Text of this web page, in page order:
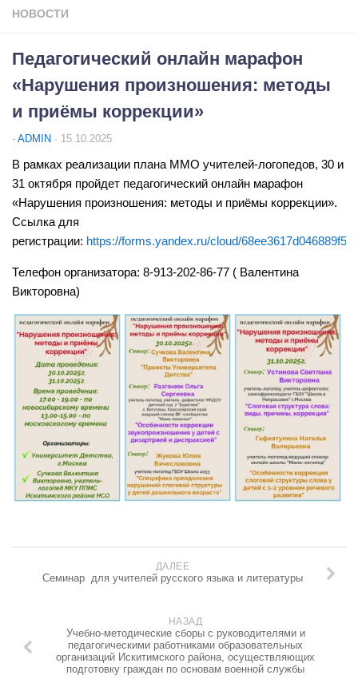
Сведения об ОО
Реализация Единой модели профориентации
ТПМПК
Работа со ШНОР
Методические рекомендации
Аттестация педагогических работников
Развитие учительского потенциала
Семинары
Конкурсы
Курсовая подготовка
Всероссийская олимпиада школьников
НПК школьников
Фестиваль ученических проектов
Лучшие проектные и исследовательские работы
Учебно-методическое обеспечение
Документы
Требования к публикации
Математика, физика, информатика
Русский язык и литература
Иностранный язык
НОВОСТИ
Педагогический онлайн марафон
«Нарушения произношения: методы
и приёмы коррекции»
- ADMIN · 15.10.2025
В рамках реализации плана ММО учителей-логопедов, 30 и
31 октября пройдет педагогический онлайн марафон
«Нарушения произношения: методы и приёмы коррекции».
Ссылка для
регистрации: https://forms.yandex.ru/cloud/
Телефон организатора: 8-913-202-86-77 ( Валентина
Викторовна)
ДАЛЕЕ
Семинар для учителей русского языка и литературы
НАЗАД
Учебно-методические сборы с руководителями и
педагогическими работниками образовательных
организаций Искитимского района, осуществляющих
подготовку граждан по основам военной службы